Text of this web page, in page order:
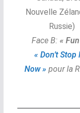
Nouvelle
Russie)
Face B: «
« Don’t Stop
Now » pour la